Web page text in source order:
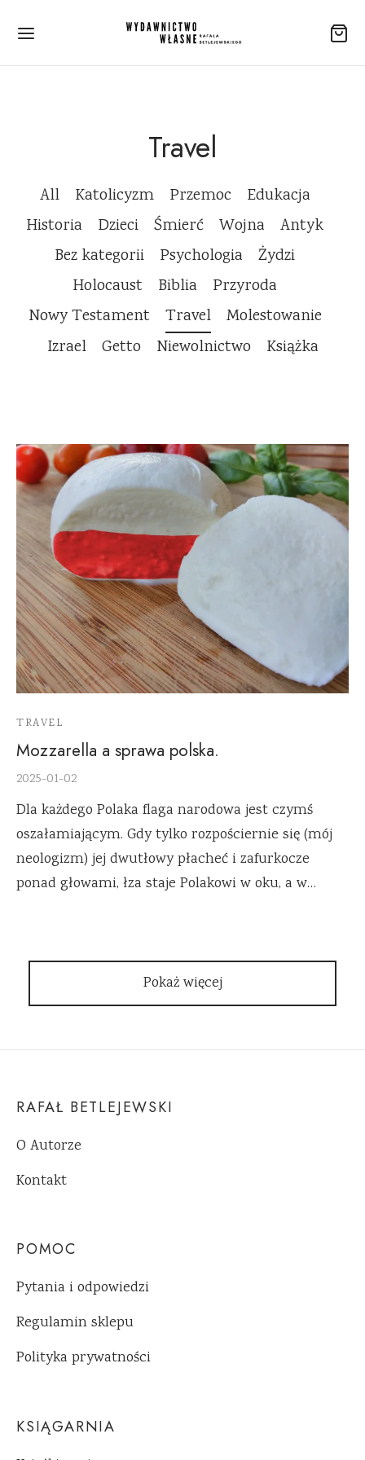
Travel
All Katolicyzm Przemoc
Edukacja
Historia
Dzieci Śmierć Wojna
Antyk
Bez kategorii
Psychologia
Żydzi
Holocaust
Biblia
Przyroda
Nowy Testament
Travel
Molestowanie
Izrael
Getto Niewolnictwo Książka
TRAVEL
Mozzarella a sprawa polska.
2025-01-02
Dla każdego Polaka flaga narodowa jest czymś
oszałamiającym. Gdy tylko rozpościernie się (mój
neologizm) jej dwutłowy płacheć i zafurkocze
ponad głowami, łza staje Polakowi w oku, a w…
Pokaż więcej
RAFAŁ BETLEJEWSKI
O Autorze
Kontakt
POMOC
Pytania i odpowiedzi
Regulamin sklepu
Polityka prywatności
KSIĄGARNIA